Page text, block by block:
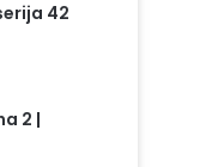
42
2 |